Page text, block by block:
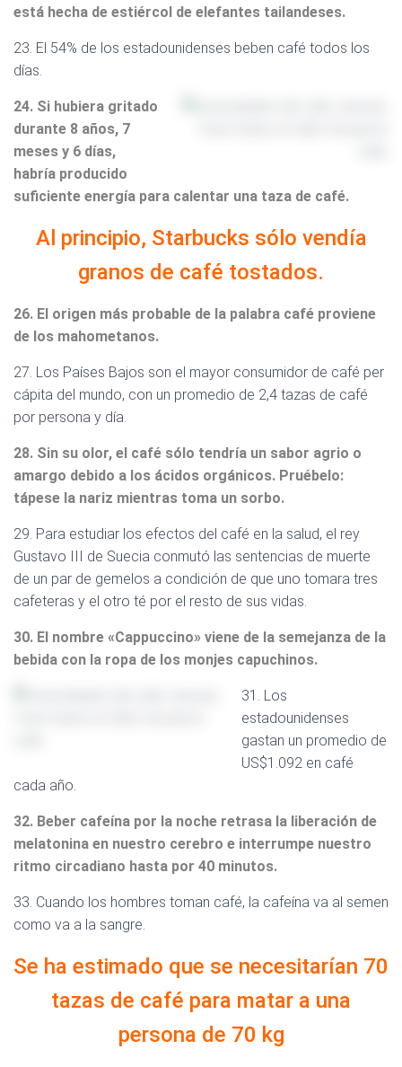
está hecha de estiércol de elefantes tailandeses.
23. El 54% de los estadounidenses beben café todos los
días.
24. Si hubiera gritado
durante 8 años, 7
meses y 6 días,
habría producido
suficiente energía para calentar una taza de café.
Al principio, Starbucks sólo vendía
granos de café tostados.
26. El origen más probable de la palabra café proviene
de los mahometanos.
27. Los Países Bajos son el mayor consumidor de café per
cápita del mundo, con un promedio de 2,4 tazas de café
por persona y día.
28. Sin su olor, el café sólo tendría un sabor agrio o
amargo debido a los ácidos orgánicos. Pruébelo:
tápese la nariz mientras toma un sorbo.
29. Para estudiar los efectos del café en la salud, el rey
Gustavo III de Suecia conmutó las sentencias de muerte
de un par de gemelos a condición de que uno tomara tres
cafeteras y el otro té por el resto de sus vidas.
30. El nombre «Cappuccino» viene de la semejanza de la
bebida con la ropa de los monjes capuchinos.
31. Los
estadounidenses
gastan un promedio de
US$1.092 en café
cada año.
32. Beber cafeína por la noche retrasa la liberación de
melatonina en nuestro cerebro e interrumpe nuestro
ritmo circadiano hasta por 40 minutos.
33. Cuando los hombres toman café, la cafeína va al semen
como va a la sangre.
Se ha estimado que se necesitarían 70
tazas de café para matar a una
persona de 70 kg